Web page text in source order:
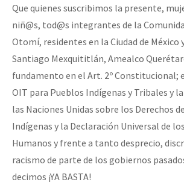
Que quienes suscribimos la presente,
niñ@s, tod@s integrantes de la
Otomí, residentes en la Ciudad de México
Santiago Mexquititlán, Amealco
fundamento en el Art. 2º Constitucional;
OIT para Pueblos Indígenas y Tribales y
las Naciones Unidas sobre los Derechos
Indígenas y la Declaración Universal de
Humanos y frente a tanto desprecio,
racismo de parte de los gobiernos
decimos ¡YA BASTA!